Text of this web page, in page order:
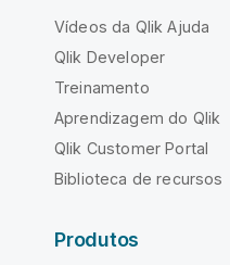
Vídeos da Qlik Ajuda
Qlik Developer
Treinamento
Aprendizagem do Qlik
Qlik Customer Portal
Biblioteca de recursos
Produtos